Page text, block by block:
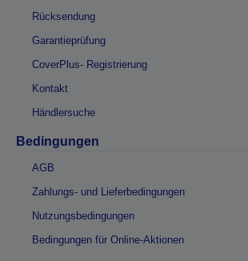
Rücksendung
Garantieprüfung
CoverPlus- Registrierung
Kontakt
Händlersuche
Bedingungen
AGB
Zahlungs- und Lieferbedingungen
Nutzungsbedingungen
Bedingungen für Online-Aktionen